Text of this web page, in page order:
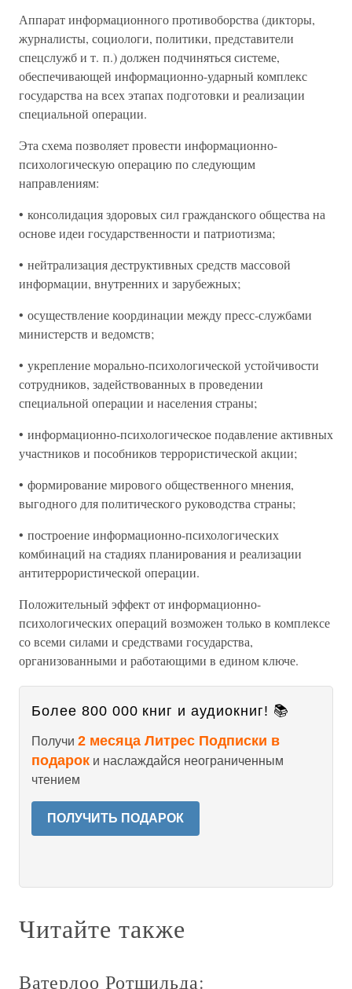
Аппарат информационного противоборства (дикторы,
журналисты, социологи, политики, представители
спецслужб и т. п.) должен подчиняться системе,
обеспечивающей информационно-ударный комплекс
государства на всех этапах подготовки и реализации
специальной операции.
Эта схема позволяет провести информационно-
психологическую операцию по следующим
направлениям:
• консолидация здоровых сил гражданского общества на
основе идеи государственности и патриотизма;
• нейтрализация деструктивных средств массовой
информации, внутренних и зарубежных;
• осуществление координации между пресс-службами
министерств и ведомств;
• укрепление морально-психологической устойчивости
сотрудников, задействованных в проведении
специальной операции и населения страны;
• информационно-психологическое подавление активных
участников и пособников террористической акции;
• формирование мирового общественного мнения,
выгодного для политического руководства страны;
• построение информационно-психологических
комбинаций на стадиях планирования и реализации
антитеррористической операции.
Положительный эффект от информационно-
психологических операций возможен только в комплексе
со всеми силами и средствами государства,
организованными и работающими в едином ключе.
Более 800 000 книг и аудиокниг! 📚
Получи 2 месяца Литрес Подписки в
подарок и наслаждайся неограниченным
чтением
ПОЛУЧИТЬ ПОДАРОК
Читайте также
Ватерлоо Ротшильда: